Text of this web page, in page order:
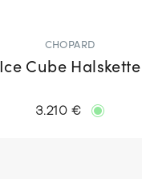
CHOPARD
Ice Cube Halskette
3.210 €